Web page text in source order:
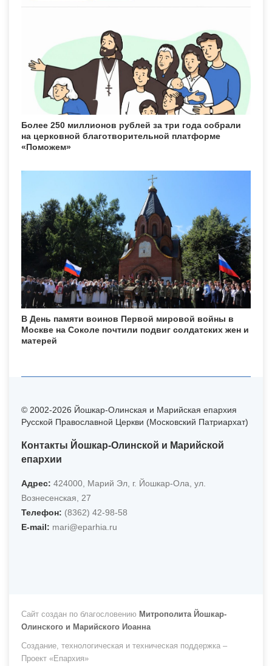
Более 250 миллионов рублей за три года собрали
на церковной благотворительной платформе
«Поможем»
В День памяти воинов Первой мировой войны в
Москве на Соколе почтили подвиг солдатских жен и
матерей
© 2002-2026 Йошкар-Олинская и Марийская епархия
Русской Православной Церкви (Московский Патриархат)
Контакты Йошкар-Олинской и Марийской
епархии
Адрес: 424000, Марий Эл, г. Йошкар-Ола, ул.
Вознесенская, 27
Телефон: (8362) 42-98-58
Е-mail: mari@eparhia.ru
Сайт создан по благословению Митрополита Йошкар-
Олинского и Марийского Иоанна
Создание, технологическая и техническая поддержка –
Проект «Епархия»